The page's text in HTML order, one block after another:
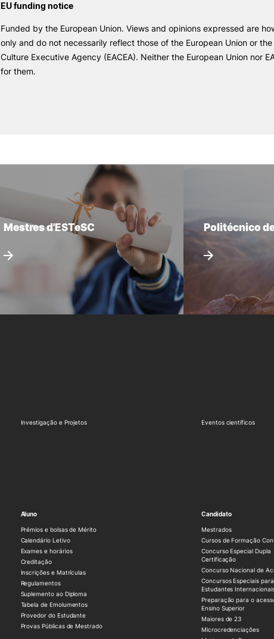
EU funding notice
Funded by the European Union. Views and opinions expressed are
only and do not necessarily reflect those of the European Union or
Culture Executive Agency (EACEA). Neither the European Union nor
for them.
Mestres d'ESTeSC Politécnico
Investigação e Projetos Eventos científicos
Aluno
Prémios e bolsas de Mérito
Calendário Letivo
Exames e horários
Creditação
Inscrições e Matrículas
Regulamentos
Suplemento ao Diploma
Tabela de Emolumentos
Provedor do Estudante
Provas Públicas de Mestrado
Candidato
Mestrados
Cursos de Formação
Concurso Especial Dupla
Certificação
Concurso Nacional de
Concursos Especiais para
Estudantes
Preparação para o
Ensino Superior
Maiores de 23
Microcredenciações